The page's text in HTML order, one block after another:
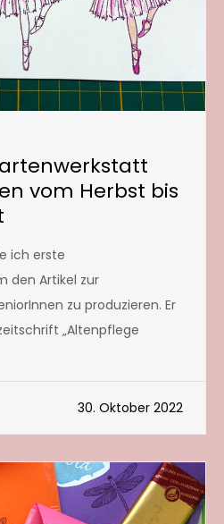
vom Herbst bis
ich erste
den Artikel zur
zu produzieren. Er
„Altenpflege
30. Oktober 2022